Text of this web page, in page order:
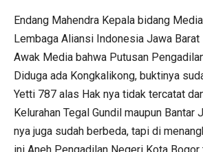
Endang Mahendra Kepala bidang
Lembaga Aliansi Indonesia Jawa
Awak Media bahwa Putusan
Diduga ada Kongkalikong, buktinya
Yetti 787 alas Hak nya tidak tercatat
Kelurahan Tegal Gundil maupun Bantar
nya juga sudah berbeda, tapi di